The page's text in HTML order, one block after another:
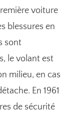
voiture
blessures en
sont
le volant est
milieu, en cas
En 1961
de sécurité